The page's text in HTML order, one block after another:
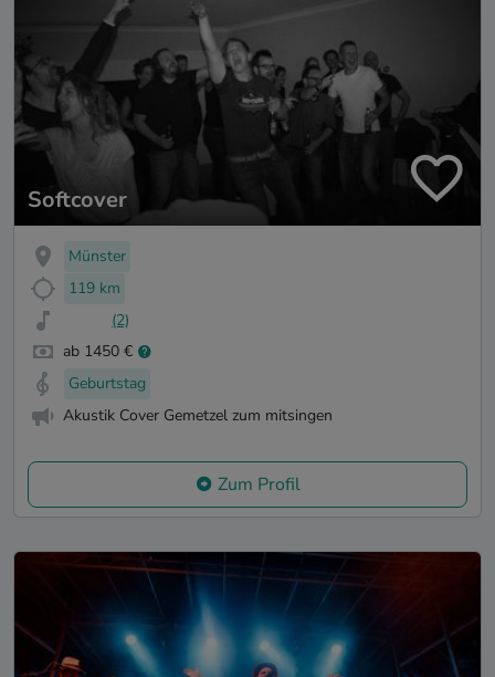
Softcover
Münster
119 km
(2)
ab 1450 €
Geburtstag
Akustik Cover Gemetzel zum mitsingen
Zum Profil